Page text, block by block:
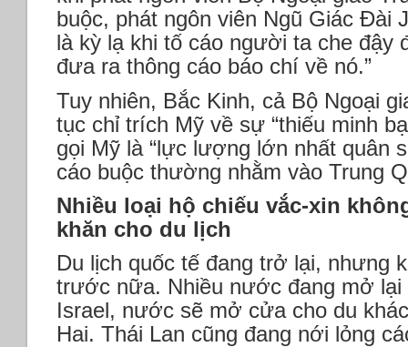
buộc, phát ngôn viên Ngũ Giác Đài
là kỳ lạ khi tố cáo người ta che đậy
đưa ra thông cáo báo chí về nó.”
Tuy nhiên, Bắc Kinh, cả Bộ Ngoại
tục chỉ trích Mỹ về sự “thiếu minh
gọi Mỹ là “lực lượng lớn nhất quân
cáo buộc thường nhằm vào Trung
Nhiều loại hộ chiếu vắc-xin
khăn cho du lịch
Du lịch quốc tế đang trở lại, nhưng
trước nữa. Nhiều nước đang mở lại
Israel, nước sẽ mở cửa cho du
Hai. Thái Lan cũng đang nới lỏng